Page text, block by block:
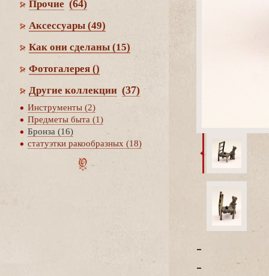
Прочие (64)
Аксессуары (49)
Как они сделаны (15)
Фотогалерея ()
Другие коллекции (37)
Инструменты (2)
Предметы быта (1)
Бронза (16)
статуэтки ракообразных (18)
-
-